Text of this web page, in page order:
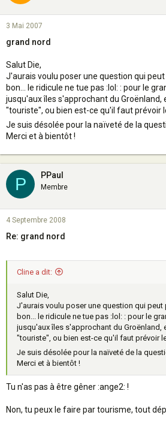
3 Mai 2007
grand nord
Salut Die,
J'aurais voulu poser une question qui
bon... le ridicule ne tue pas :lol: : pour le
jusqu'aux îles s'approchant du Groënland,
"touriste", ou bien est-ce qu'il faut prévoir
Je suis désolée pour la naïveté de la
Merci et à bientôt !
P PPaul
Membre
4 Septembre 2008
Re: grand nord
Cline a dit:
Salut Die,
J'aurais voulu poser une question qui peut
bon... le ridicule ne tue pas :lol: : pour le
jusqu'aux îles s'approchant du Groënland,
"touriste", ou bien est-ce qu'il faut prévoir
Je suis désolée pour la naïveté de la
Merci et à bientôt !
Tu n'as pas à être gêner :ange2: !
Non, tu peux le faire par tourisme, tout